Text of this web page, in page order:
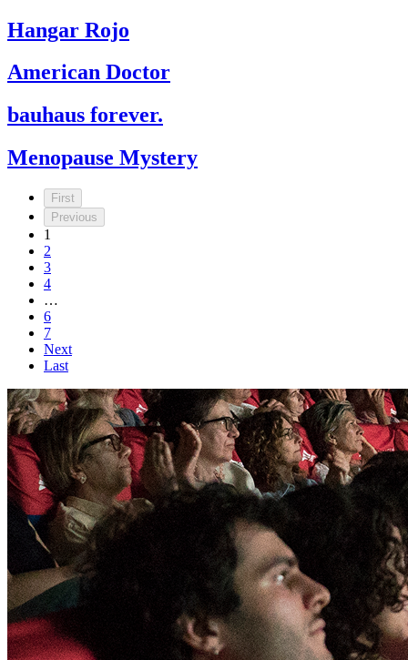
Hangar Rojo
American Doctor
bauhaus forever.
Menopause Mystery
First
Previous
1
2
3
4
…
6
7
Next
Last